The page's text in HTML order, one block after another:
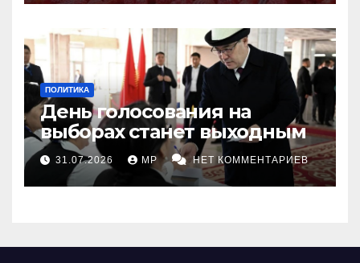
ПОЛИТИКА
День голосования на
выборах станет выходным
31.07.2026 MP НЕТ КОММЕНТАРИЕВ